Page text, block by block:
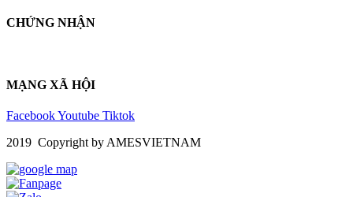
CHỨNG NHẬN
MẠNG XÃ HỘI
FacebookYoutube Tiktok
2019 Copyright by AMESVIETNAM